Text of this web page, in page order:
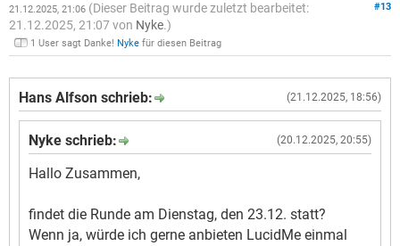
#13
21.12.2025, 21:06 (Dieser Beitrag wurde zuletzt bearbeitet:
21.12.2025, 21:07 von Nyke.)
1 User sagt Danke! Nyke für diesen Beitrag
(21.12.2025, 18:56)
Hans Alfson schrieb:
(20.12.2025, 20:55)
Nyke schrieb:
Hallo Zusammen,
findet die Runde am Dienstag, den 23.12. statt?
Wenn ja, würde ich gerne anbieten LucidMe einmal